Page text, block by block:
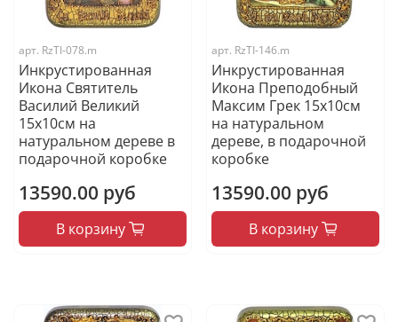
арт. RzTI-078.m
Инкрустированная
Икона Святитель
Василий Великий
15х10см на
натуральном дереве в
подарочной коробке
13590.00 руб
В корзину
арт. RzTI-146.m
Инкрустированная
Икона Преподобный
Максим Грек 15х10см
на натуральном
дереве, в подарочной
коробке
13590.00 руб
В корзину